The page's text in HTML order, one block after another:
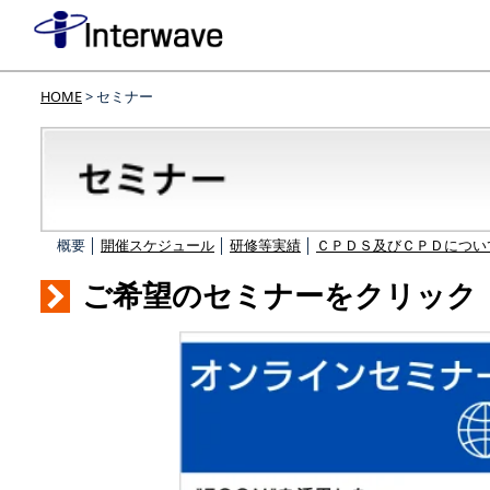
HOME> セミナー
概要 │ 開催スケジュール 研修等実績 ＣＰＤＳ及びＣＰＤにつ
ご希望のセミナーをクリック